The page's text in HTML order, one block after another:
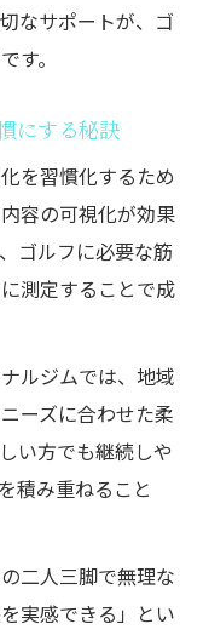
なサポートが、ゴ
す。
にする秘訣
を習慣化するため
容の可視化が効果
ゴルフに必要な筋
測定することで成
ルジムでは、地域
ーズに合わせた柔
い方でも継続しや
積み重ねること
二人三脚で無理な
実感できる」とい